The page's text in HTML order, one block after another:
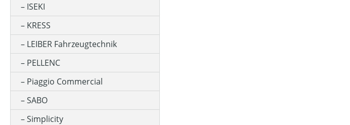
ISEKI
KRESS
LEIBER Fahrzeugtechnik
PELLENC
Piaggio Commercial
SABO
Simplicity